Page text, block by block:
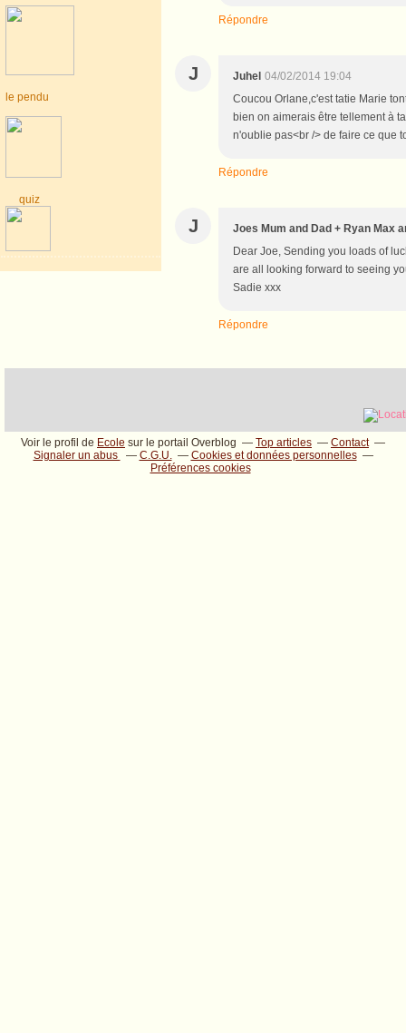
le pendu
quiz
Répondre
J Juhel 04/02/2014 19:04
Coucou Orlane,c'est tatie Marie
bien on aimerais être tellement à
n'oublie pas<br /> de faire ce que
Répondre
J
Joes Mum and Dad + Ryan Max
Dear Joe, Sending you loads of
are all looking forward to seeing
Sadie xxx
Répondre
Voir le profil de Ecole sur le portail Overblog Top articles
Contact
Signaler un abus
C.G.U.
Cookies et données personnelles
Préférences cookies